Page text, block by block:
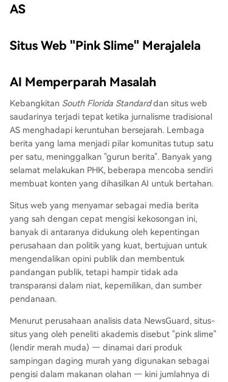
AS
Situs Web "Pink Slime" Merajalela
AI Memperparah Masalah
Kebangkitan South Florida Standarddan situs web
saudarinya terjadi tepat ketika jurnalisme tradisional
AS menghadapi keruntuhan bersejarah. Lembaga
berita yang lama menjadi pilar komunitas tutup satu
per satu, meninggalkan "gurun berita". Banyak yang
selamat melakukan PHK, beberapa mencoba sendiri
membuat konten yang dihasilkan AI untuk bertahan.
Situs web yang menyamar sebagai media berita
yang sah dengan cepat mengisi kekosongan ini,
banyak di antaranya didukung oleh kepentingan
perusahaan dan politik yang kuat, bertujuan untuk
mengendalikan opini publik dan membentuk
pandangan publik, tetapi hampir tidak ada
transparansi dalam niat, kepemilikan, dan sumber
pendanaan.
Menurut perusahaan analisis data NewsGuard, situs-
situs yang oleh peneliti akademis disebut "pink slime"
(lendir merah muda) — dinamai dari produk
sampingan daging murah yang digunakan sebagai
pengisi dalam makanan olahan — kini jumlahnya di